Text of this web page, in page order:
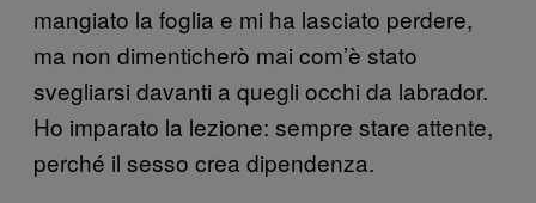
mangiato la foglia e mi ha lasciato perdere,
ma non dimenticherò mai com’è stato
svegliarsi davanti a quegli occhi da labrador.
Ho imparato la lezione: sempre stare attente,
perché il sesso crea dipendenza.